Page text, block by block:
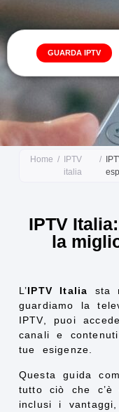
GUARDA IPTV
Home / IPTV
italia
/
IPTV
la
L’IPTV Italia sta
guardiamo la
IPTV, puoi
canali e
tue esigenze.
Questa guida
tutto ciò che c’è
inclusi i